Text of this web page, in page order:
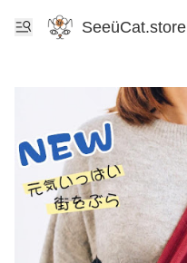
SeeüCat.store